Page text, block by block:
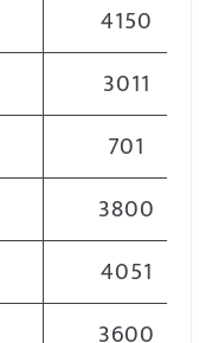
4150
3011
701
3800
4051